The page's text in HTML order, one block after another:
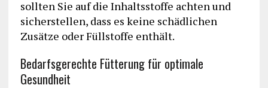
sollten Sie auf die Inhaltsstoffe achten und
sicherstellen, dass es keine schädlichen
Zusätze oder Füllstoffe enthält.
Bedarfsgerechte Fütterung für optimale
Gesundheit